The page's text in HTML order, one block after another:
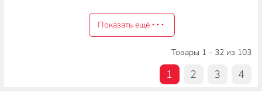
Показать ещё
Товары 1 - 32 из 103
1 2 3 4